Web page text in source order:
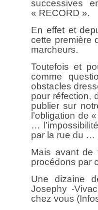
successives
« RECORD ».
En effet et
cette première
marcheurs.
Toutefois et
comme
obstacles
pour réfection,
publier sur
l’obligation de
…
par la rue du …
Mais avant de
procédons par
Une dizaine
Josephy -
chez vous